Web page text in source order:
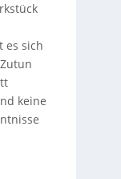
es sich
keine